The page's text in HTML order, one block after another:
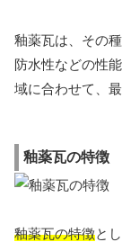
釉薬瓦は、その
防水性などの性
域に合わせて、
釉薬瓦の特徴
釉薬瓦の特徴と